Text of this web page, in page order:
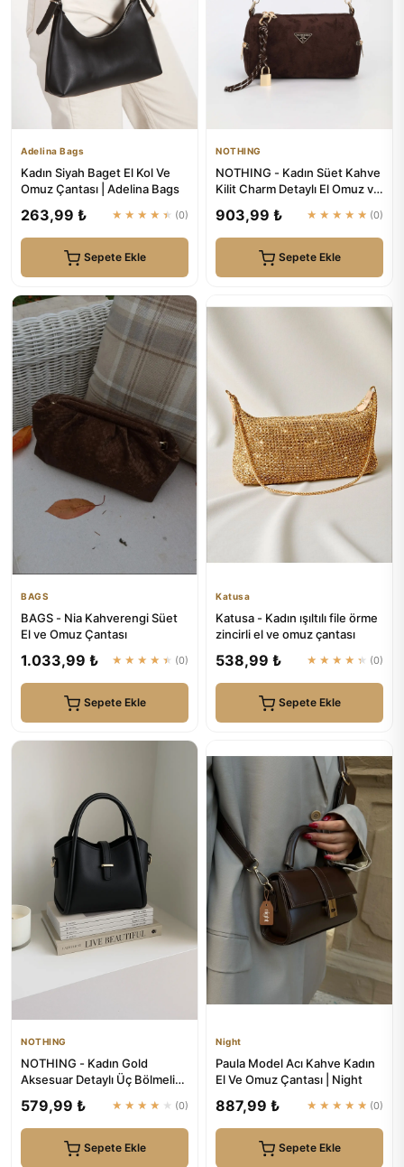
Adelina Bags
Kadın Siyah Baget El Kol Ve
Omuz Çantası | Adelina Bags
263,99 ₺ ★★★★★ (0)
Sepete Ekle
NOTHING
NOTHING - Kadın Süet Kahve
Kilit Charm Detaylı El Omuz ve
903,99 ₺ ★★★★★ (0)
Sepete Ekle
BAGS
BAGS - Nia Kahverengi Süet
El ve Omuz Çantası
1.033,99 ₺ ★★★★★ (0)
Sepete Ekle
Katusa
Katusa - Kadın ışıltılı file örme
zincirli el ve omuz çantası
538,99 ₺ ★★★★★ (0)
Sepete Ekle
NOTHING
NOTHING - Kadın Gold
Aksesuar Detaylı Üç Bölmeli
579,99 ₺ ★★★★★ (0)
Sepete Ekle
Night
Paula Model Acı Kahve Kadın
El Ve Omuz Çantası | Night
887,99 ₺ ★★★★★ (0)
Sepete Ekle